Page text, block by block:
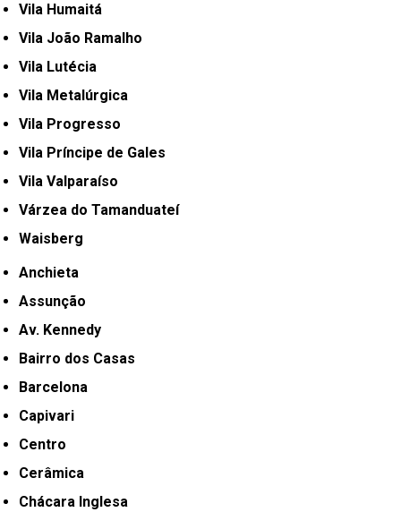
Vila Humaitá
Vila João Ramalho
Vila Lutécia
Vila Metalúrgica
Vila Progresso
Vila Príncipe de Gales
Vila Valparaíso
Várzea do Tamanduateí
Waisberg
Anchieta
Assunção
Av. Kennedy
Bairro dos Casas
Barcelona
Capivari
Centro
Cerâmica
Chácara Inglesa